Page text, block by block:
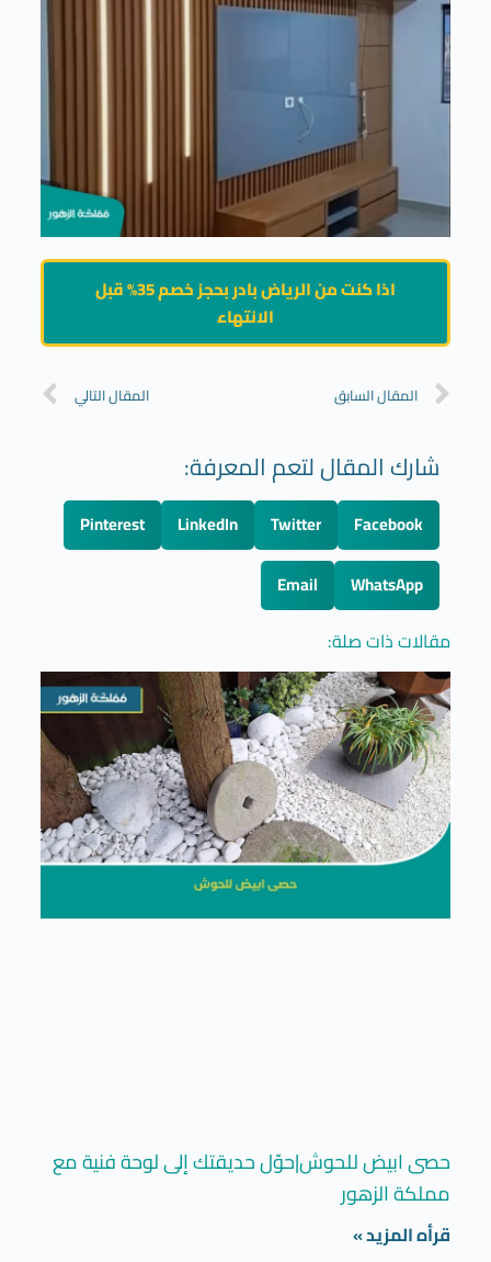
اذا كنت من الرياض بادر بحجز خصم 35% قبل
الانتهاء
المقال السابق المقال التالي
شارك المقال لتعم المعرفة:
Facebook
Twitter
LinkedIn
Pinterest
WhatsApp
Email
مقالات ذات صلة:
حصى ابيض للحوش|حوّل حديقتك إلى لوحة فنية مع
مملكة الزهور
قرأه المزيد »